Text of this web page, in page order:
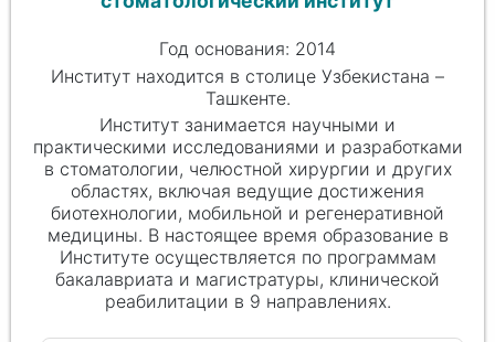
Год основания: 2014
Институт находится в столице Узбекистана –
Ташкенте.
Институт занимается научными и
практическими исследованиями и разработками
в стоматологии, челюстной хирургии и других
областях, включая ведущие достижения
биотехнологии, мобильной и регенеративной
медицины. В настоящее время образование в
Институте осуществляется по программам
бакалавриата и магистратуры, клинической
реабилитации в 9 направлениях.